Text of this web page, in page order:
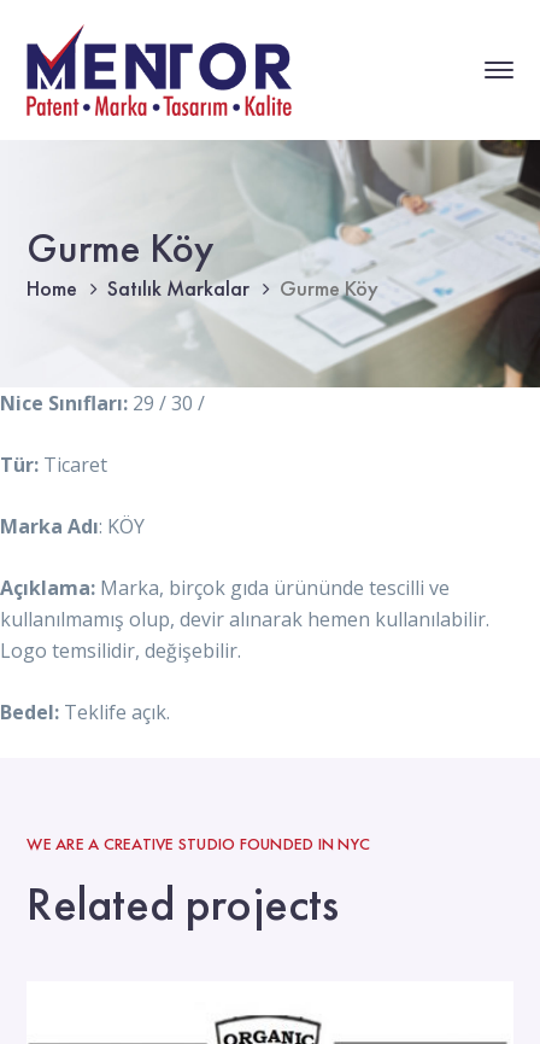
Gurme Köy
Home Satılık Markalar Gurme Köy
Nice Sınıfları: 29 / 30 /
Tür: Ticaret
Marka Adı: KÖY
Açıklama: Marka, birçok gıda ürününde tescilli ve
kullanılmamış olup, devir alınarak hemen kullanılabilir.
Logo temsilidir, değişebilir.
Bedel: Teklife açık.
WE ARE A CREATIVE STUDIO FOUNDED IN NYC
Related projects